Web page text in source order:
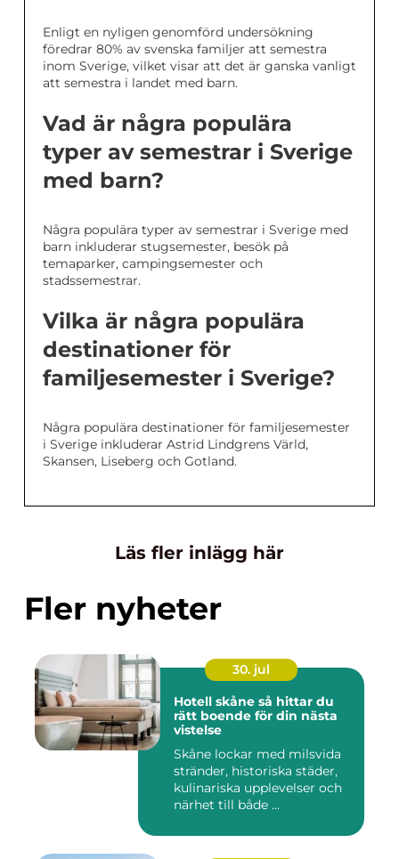
Enligt en nyligen genomförd undersökning
föredrar 80% av svenska familjer att semestra
inom Sverige, vilket visar att det är ganska vanligt
att semestra i landet med barn.
Vad är några populära
typer av semestrar i Sverige
med barn?
Några populära typer av semestrar i Sverige med
barn inkluderar stugsemester, besök på
temaparker, campingsemester och
stadssemestrar.
Vilka är några populära
destinationer för
familjesemester i Sverige?
Några populära destinationer för familjesemester
i Sverige inkluderar Astrid Lindgrens Värld,
Skansen, Liseberg och Gotland.
Läs fler inlägg här
Fler nyheter
30. jul
Hotell skåne så hittar du
rätt boende för din nästa
vistelse
Skåne lockar med milsvida
stränder, historiska städer,
kulinariska upplevelser och
närhet till både ...